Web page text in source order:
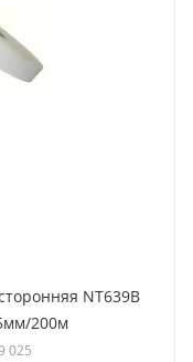
NT639B
200м
025